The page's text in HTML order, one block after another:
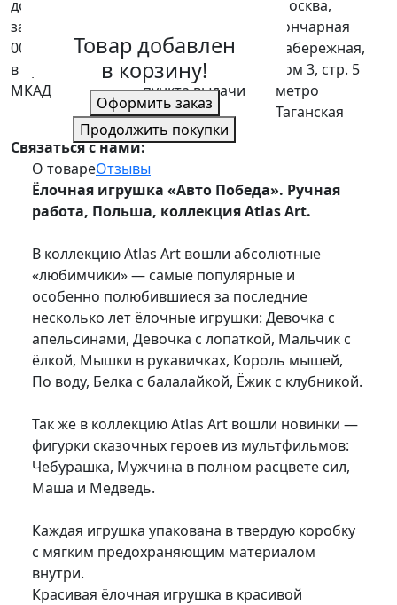
доставим при
заказе от 10
000 р.
в пределах
МКАД
000 р.
по России до
пункта выдачи
СДЭК
Москва,
Гончарная
набережная,
дом 3, стр. 5
метро
Таганская
Связаться с нами:
О товареОтзывы
Ёлочная игрушка «Авто Победа». Ручная
работа, Польша, коллекция Atlas Art.
В коллекцию Atlas Art вошли абсолютные
«любимчики» — самые популярные и
особенно полюбившиеся за последние
несколько лет ёлочные игрушки: Девочка с
апельсинами, Девочка с лопаткой, Мальчик с
ёлкой, Мышки в рукавичках, Король мышей,
По воду, Белка с балалайкой, Ёжик с клубникой.
Так же в коллекцию Atlas Art вошли новинки —
фигурки сказочных героев из мультфильмов:
Чебурашка, Мужчина в полном расцвете сил,
Маша и Медведь.
Каждая игрушка упакована в твердую коробку
с мягким предохраняющим материалом
внутри.
Красивая ёлочная игрушка в красивой
Товар добавлен
в корзину!
Оформить заказ
Продолжить покупки